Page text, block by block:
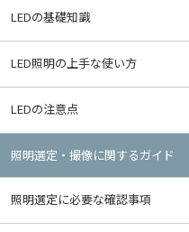
LEDの基礎知識
LED照明の上手な使い方
LEDの注意点
照明選定・撮像に関するガイド
照明選定に必要な確認事項